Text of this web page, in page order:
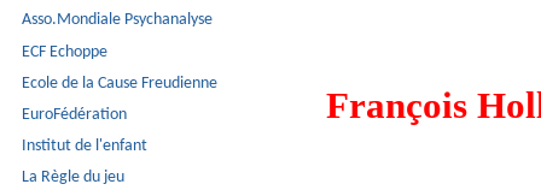
François
Asso.Mondiale Psychanalyse
ECF Echoppe
Ecole de la Cause Freudienne
EuroFédération
Institut de l'enfant
La Règle du jeu